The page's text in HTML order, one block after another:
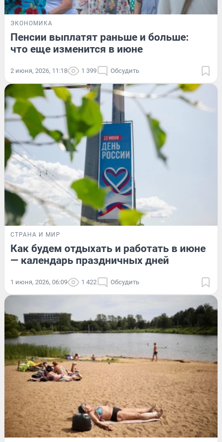
ЭКОНОМИКА
Пенсии выплатят раньше и больше:
что еще изменится в июне
2 июня, 2026, 11:18 1 399 Обсудить
СТРАНА И МИР
Как будем отдыхать и работать в июне
— календарь праздничных дней
1 июня, 2026, 06:09 1 422 Обсудить